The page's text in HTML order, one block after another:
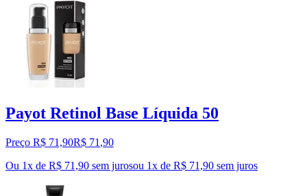
Payot Retinol Base Líquida 50
Preço R$ 71,90R$ 71 ,90
Ou 1x de R$ 71,90 sem jurosou 1x de R$ 71,90 sem juros